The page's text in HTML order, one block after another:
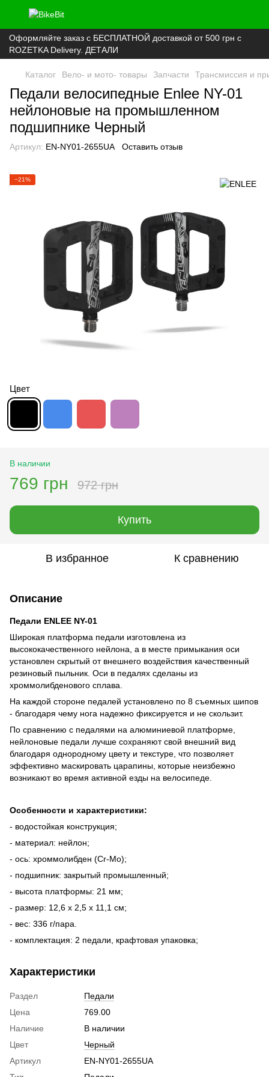
Оформляйте заказ с БЕСПЛАТНОЙ доставкой от 500 грн с
ROZETKA Delivery. ДЕТАЛИ
Каталог Вело- и мото- товары Запчасти Трансмиссия и
Педали велосипедные Enlee NY-01
нейлоновые на промышленном
подшипнике Черный
Артикул: EN-NY01-2655UA Оставить отзыв
−21%
Цвет
В наличии
769 грн 972 грн
Купить
В избранное К сравнению
Описание
Педали ENLEE NY-01
Широкая платформа педали изготовлена из
высококачественного нейлона, а в месте примыкания оси
установлен скрытый от внешнего воздействия качественный
резиновый пыльник. Оси в педалях сделаны из
хроммолибденового сплава.
На каждой стороне педалей установлено по 8 съемных шипов
- благодаря чему нога надежно фиксируется и не скользит.
По сравнению с педалями на алюминиевой платформе,
нейлоновые педали лучше сохраняют свой внешний вид
благодаря однородному цвету и текстуре, что позволяет
эффективно маскировать царапины, которые неизбежно
возникают во время активной езды на велосипеде.
Особенности и характеристики:
- водостойкая конструкция;
- материал: нейлон;
- ось: хроммолибден (Cr-Mo);
- подшипник: закрытый промышленный;
- высота платформы: 21 мм;
- размер: 12,6 x 2,5 x 11,1 см;
- вес: 336 г/пара.
- комплектация: 2 педали, крафтовая упаковка;
Характеристики
Раздел
Педали
Цена
769.00
Наличие
В наличии
Цвет
Черный
Артикул
EN-NY01-2655UA